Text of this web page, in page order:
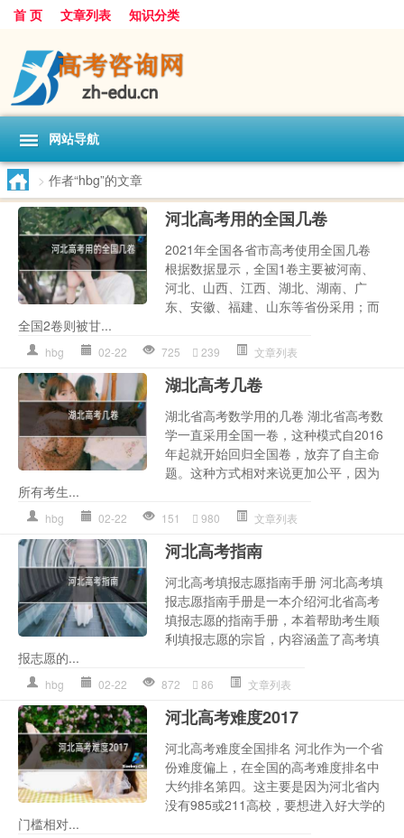
首 页 文章列表 知识分类
网站导航
> 作者“hbg”的文章
河北高考用的全国几卷
2021年全国各省市高考使用全国几卷
根据数据显示，全国1卷主要被河南、
河北、山西、江西、湖北、湖南、广
东、安徽、福建、山东等省份采用；而
全国2卷则被甘...
hbg 02-22 725 239 文章列表
湖北高考几卷
湖北省高考数学用的几卷 湖北省高考数
学一直采用全国一卷，这种模式自2016
年起就开始回归全国卷，放弃了自主命
题。这种方式相对来说更加公平，因为
所有考生...
hbg 02-22 151 980 文章列表
河北高考指南
河北高考填报志愿指南手册 河北高考填
报志愿指南手册是一本介绍河北省高考
填报志愿的指南手册，本着帮助考生顺
利填报志愿的宗旨，内容涵盖了高考填
报志愿的...
hbg 02-22 872 86 文章列表
河北高考难度2017
河北高考难度全国排名 河北作为一个省
份难度偏上，在全国的高考难度排名中
大约排名第四。这主要是因为河北省内
没有985或211高校，要想进入好大学的
门槛相对...